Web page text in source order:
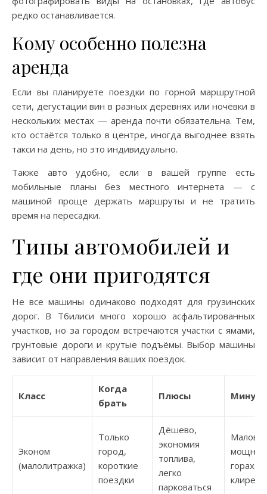
редко останавливается.
Кому особенно полезна
аренда
Если вы планируете поездки по горной маршрутной
сети, дегустации вин в разных деревнях или ночёвки в
нескольких местах — аренда почти обязательна. Тем,
кто остаётся только в центре, иногда выгоднее взять
такси на день, но это индивидуально.
Также авто удобно, если в вашей группе есть
мобильные планы без местного интернета — с
машиной проще держать маршруты и не тратить
время на пересадки.
Типы автомобилей и
где они пригодятся
Не все машины одинаково подходят для грузинских
дорог. В Тбилиси много хорошо асфальтированных
участков, но за городом встречаются участки с ямами,
грунтовые дороги и крутые подъёмы. Выбор машины
зависит от направления ваших поездок.
Класс
Когда
брать
Плюсы Минусы
Эконом
(малолитражка)
Только
город,
короткие
поездки
Дёшево,
экономия
топлива,
легко
парковаться
горах,
клиренс